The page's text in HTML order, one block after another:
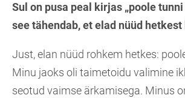
Sul on pusa peal kirjas „poole tunni
see tähendab, et elad nüüd
Just, elan nüüd rohkem hetkes:
Minu jaoks oli taimetoidu valimine
seotud vaimse ärkamisega. Minus